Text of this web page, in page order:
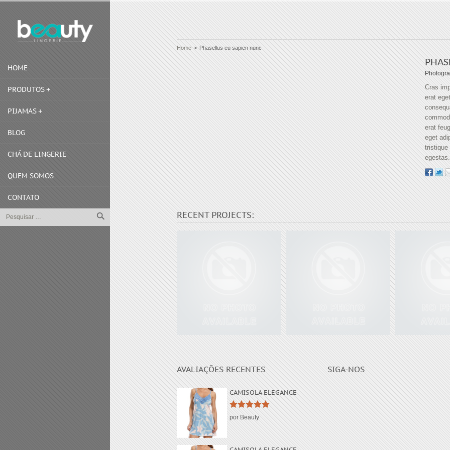
HOME
PRODUTOS
PIJAMAS
BLOG
CHÁ DE LINGERIE
QUEM SOMOS
CONTATO
Home > Phasellus eu sapien nunc
Cras
erat
erat
eget
tristique
egestas.
RECENT PROJECTS:
AVALIAÇÕES RECENTES
CAMISOLA ELEGANCE
Avaliação5
de 5
por Beauty
SIGA-NOS